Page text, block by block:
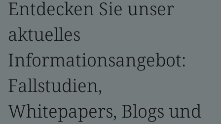
Entdecken Sie unser
aktuelles
Informationsangebot:
Fallstudien,
Whitepapers, Blogs und